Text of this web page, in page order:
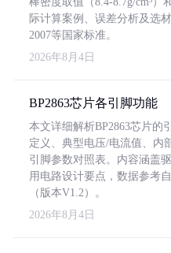
际计算案例、误差分析及选
2007等国家标准。
2026年8月4日
BP2863芯片各引脚功能
本文详细解析BP2863芯片的
定义、典型电压/电流值、内
引脚参数对照表。内容涵盖
用电路设计要点，数据参考
（版本V1.2）。
2026年8月4日